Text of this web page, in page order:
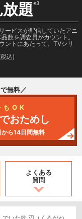
題※3
ービスが配信していたアニ
数を調査員がカウント。
ントにあたって、TVシリ
込)
で無料／
もOK
おためし
ら14日間無料
よくある
質問